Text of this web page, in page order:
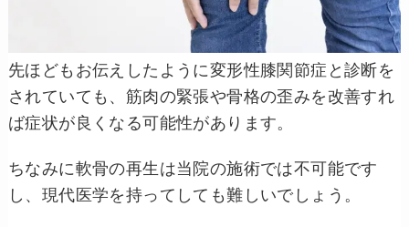
先ほどもお伝えしたように変形性膝関節症と診断を
されていても、筋肉の緊張や骨格の歪みを改善すれ
ば症状が良くなる可能性があります。
ちなみに軟骨の再生は当院の施術では不可能です
し、現代医学を持ってしても難しいでしょう。